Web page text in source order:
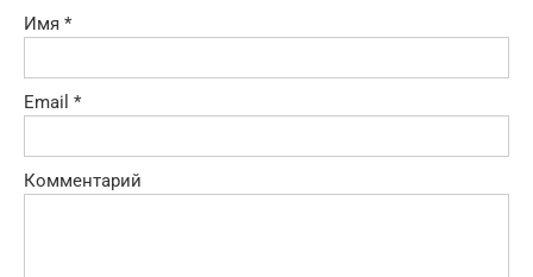
Имя *
Email *
Комментарий